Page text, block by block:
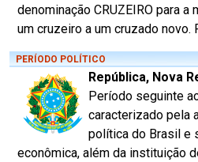
denominação CRUZEIRO para
um cruzeiro a um cruzado novo.
PERÍODO POLÍTICO
República, Nova
Período seguinte
caracterizado pela
política do Brasil e
econômica, além da instituição